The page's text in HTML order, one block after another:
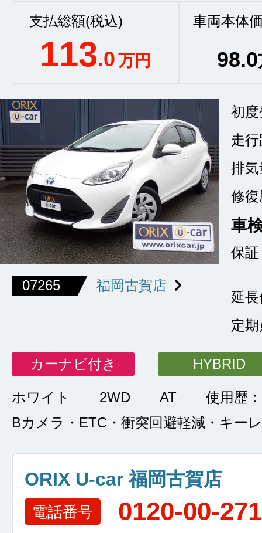
支払総額(税込)
113.0万円
車両本体
98.0
07265 福岡古賀店
初
走
排気
修復
車
保証
延
定
カーナビ付き HYBRID
ホワイト 2WD AT
使用歴
Bカメラ・ETC・衝突回避軽減・キー
ORIX U-car 福岡古賀店
電話番号 0120-00-